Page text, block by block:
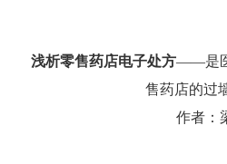
浅析零售药店电子处方——是
售药店的过
作者：